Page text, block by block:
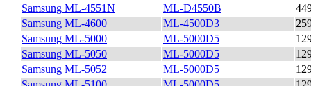
Samsung ML-4551N
ML-D4550B
Samsung ML-4600
ML-4500D3
Samsung ML-5000
ML-5000D5
Samsung ML-5050
ML-5000D5
Samsung ML-5052
ML-5000D5